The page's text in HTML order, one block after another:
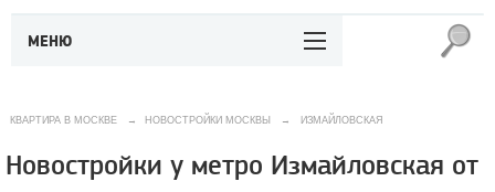
МЕНЮ
КВАРТИРА В МОСКВЕ → НОВОСТРОЙКИ МОСКВЫ → ИЗМАЙЛОВСКАЯ
Новостройки у метро Измайловская от